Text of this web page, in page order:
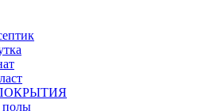
полы